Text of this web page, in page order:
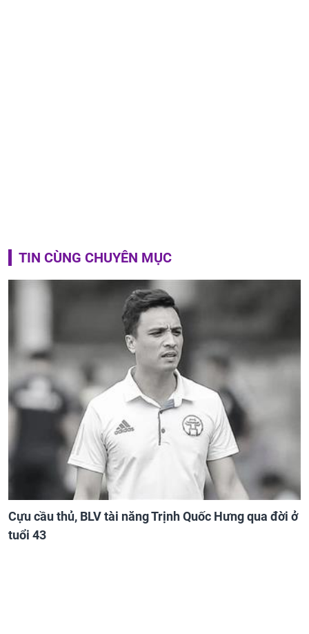
TIN CÙNG CHUYÊN MỤC
Cựu cầu thủ, BLV tài năng Trịnh Quốc Hưng qua đời ở
tuổi 43